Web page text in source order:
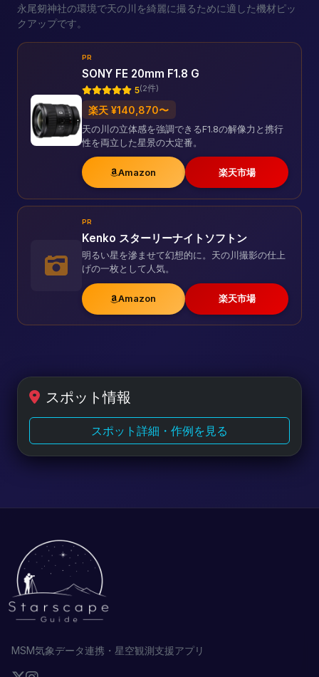
永尾剱神社の環境で天の川を綺麗に撮るために適した機材ピッ
クアップです。
PR
SONY FE 20mm F1.8 G
5(2件)
楽天 ¥140,870〜
天の川の立体感を強調できるF1.8の解像力と携行
性を両立した星景の大定番。
Amazon 楽天市場
PR
Kenko スターリーナイトソフトン
明るい星を滲ませて幻想的に。天の川撮影の仕上
げの一枚として人気。
Amazon 楽天市場
スポット情報
スポット詳細・作例を見る
MSM気象データ連携・星空観測支援アプリ